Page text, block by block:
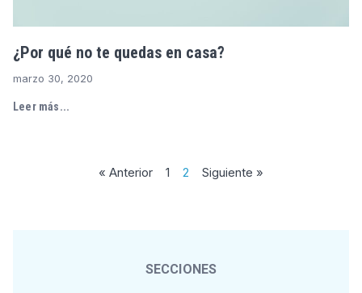
¿Por qué no te quedas en casa?
marzo 30, 2020
Leer más...
« Anterior 1 2 Siguiente »
SECCIONES